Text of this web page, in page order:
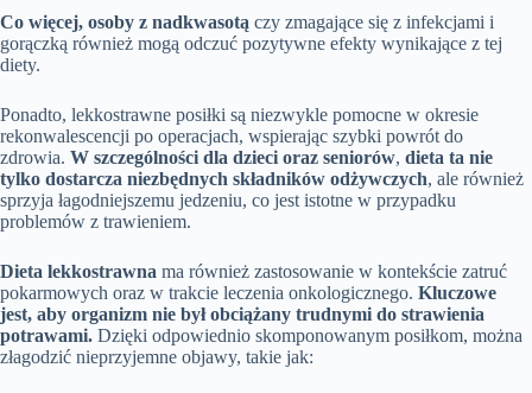
Co więcej, osoby z nadkwasotą czy zmagające się z infekcjami i
gorączką również mogą odczuć pozytywne efekty wynikające z tej
diety.
Ponadto, lekkostrawne posiłki są niezwykle pomocne w okresie
rekonwalescencji po operacjach, wspierając szybki powrót do
zdrowia. W szczególności dla dzieci oraz seniorów, dieta ta nie
tylko dostarcza niezbędnych składników odżywczych, ale również
sprzyja łagodniejszemu jedzeniu, co jest istotne w przypadku
problemów z trawieniem.
Dieta lekkostrawna ma również zastosowanie w kontekście zatruć
pokarmowych oraz w trakcie leczenia onkologicznego. Kluczowe
jest, aby organizm nie był obciążany trudnymi do strawienia
potrawami. Dzięki odpowiednio skomponowanym posiłkom, można
złagodzić nieprzyjemne objawy, takie jak: